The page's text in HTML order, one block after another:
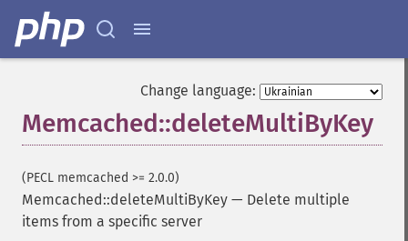
Change language:
Memcached::deleteMultiByKey
(PECL memcached >= 2.0.0)
Memcached::deleteMultiByKey — Delete multiple
items from a specific server